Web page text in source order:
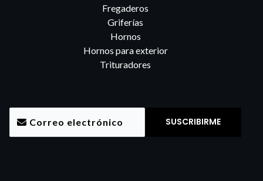
Fregaderos
Griferías
Hornos
Hornos para exterior
Trituradores